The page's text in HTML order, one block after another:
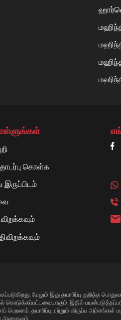
கொள்க
மேலும் இது தயாரிப்பு குறித்த
கொடுக்கப்பட்டவையாகும். இதில்
தயாரிப்பு மற்றும் விருப்ப அம்சங்கள்